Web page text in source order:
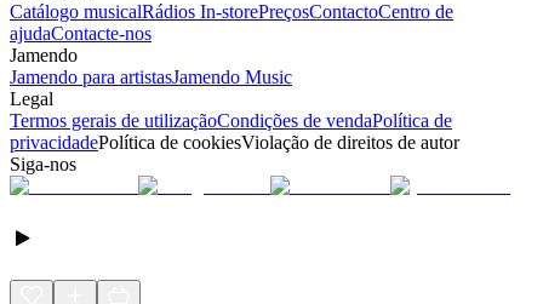
Catálogo musicalRádios In-storePreçosContactoCentro de
ajudaContacte-nos
Jamendo
Jamendo para artistasJamendo Music
Legal
Termos gerais de utilizaçãoCondições de vendaPolítica de
privacidadePolítica de cookiesViolação de direitos de autor
Siga-nos